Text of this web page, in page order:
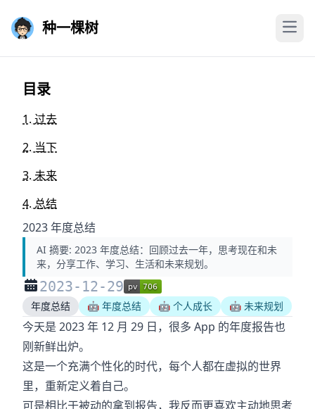
种一棵树
2023 年度总结
AI 摘要: 2023 年度总结：回顾过去一年，思考现在和未
来，分享工作、学习、生活和未来规划。
2023-12-29
年度总结 🤖 年度总结 🤖 个人成长 🤖 未来规划
今天是 2023 年 12 月 29 日，很多 App 的年度报告也
刚新鲜出炉。
这是一个充满个性化的时代，每个人都在虚拟的世界
里，重新定义着自己。
可是相比于被动的拿到报告，我反而更喜欢主动地思考
目录
1. 过去
2. 当下
3. 未来
4. 总结